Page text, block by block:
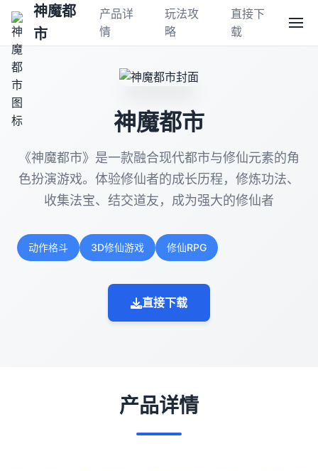
神魔都
市
产品详
情
玩法攻
略
直接下
载
神魔都市
《神魔都市》是一款融合现代都市与修仙元素的角
色扮演游戏。体验修仙者的成长历程，修炼功法、
收集法宝、结交道友，成为强大的修仙者
动作格斗 3D修仙游戏 修仙RPG
直接下载
产品详情